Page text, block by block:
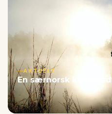
AKTUELT
En særnorsk